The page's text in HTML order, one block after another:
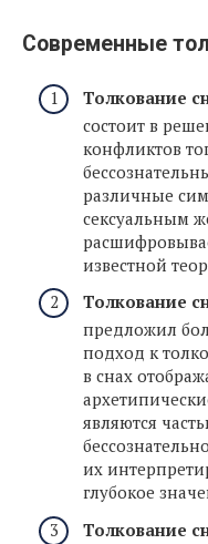
Современные
Толкование
состоит в
конфликтов
различные
сексуальным
известной
Толкование
предложил
подход к
в снах
являются
их
глубокое
Толкование